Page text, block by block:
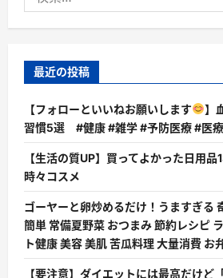
索:
最近の投稿
【フォローといいねお願いします
】
習慣5選 #健康 #雑学 #予防医療 #医
【生活の質UP】買ってよかった日用品
時々コスメ
ゴーヤーと卵炒めるだけ！うますぎる
簡単 常備夏野菜 おつまみ 節約レシピ
ト健康 美容 美肌 苦瓜料理 大量消費 お
【要注意】ダイエットには最高だけど